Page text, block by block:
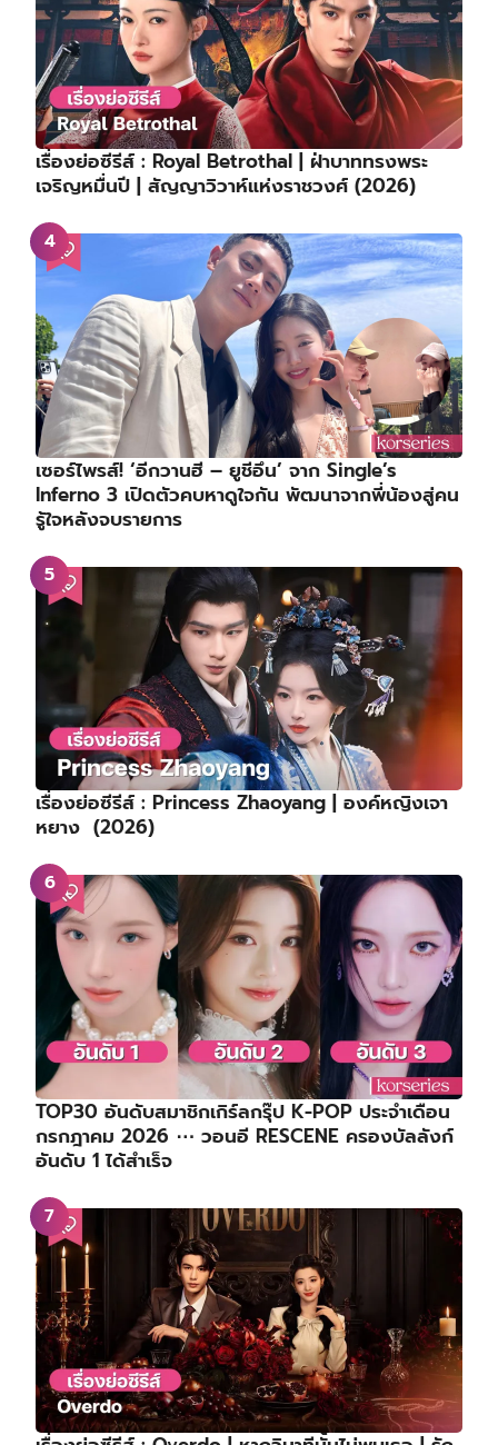
เรื่องย่อซีรีส์ : Royal Betrothal | ฝ่าบาททรงพระ
เจริญหมื่นปี | สัญญาวิวาห์แห่งราชวงศ์ (2026)
เซอร์ไพรส์! ‘อีกวานฮี – ยูชีอึน’ จาก Single’s
Inferno 3 เปิดตัวคบหาดูใจกัน พัฒนาจากพี่น้องสู่คน
รู้ใจหลังจบรายการ
เรื่องย่อซีรีส์ : Princess Zhaoyang | องค์หญิงเจา
หยาง (2026)
TOP30 อันดับสมาชิกเกิร์ลกรุ๊ป K-POP ประจำเดือน
กรกฎาคม 2026 ⋯ วอนอี RESCENE ครองบัลลังก์
อันดับ 1 ได้สำเร็จ